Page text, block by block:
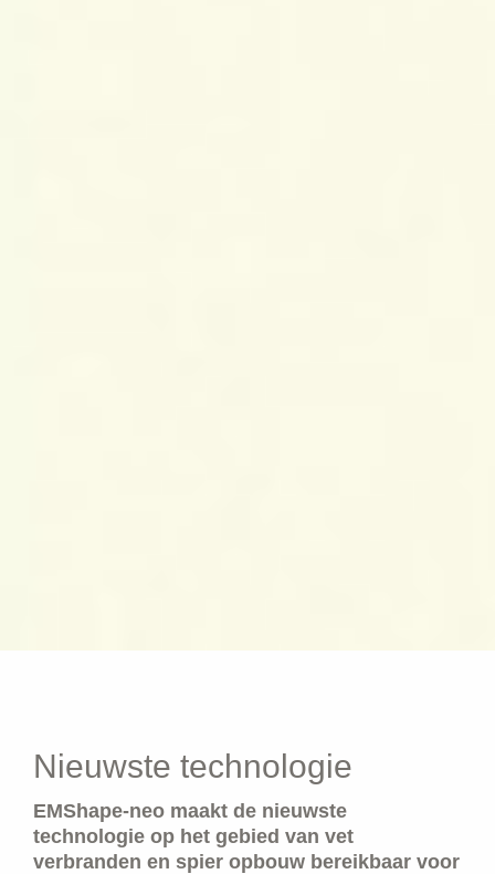
Nieuwste technologie
EMShape-neo maakt de nieuwste
technologie op het gebied van vet
verbranden en spier opbouw bereikbaar voor